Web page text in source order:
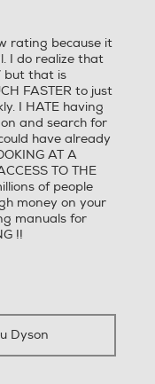
ciclonica
mm
248
rating because it
I do realize that
but that is
FASTER to just
I HATE having
and search for
have already
AT A
TO THE
of people
money on your
manuals for
!!
Dyson